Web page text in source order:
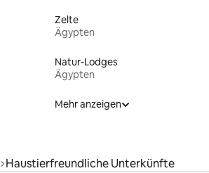
Zelte
Ägypten
Natur-Lodges
Ägypten
Mehr anzeigen
Haustierfreundliche Unterkünfte